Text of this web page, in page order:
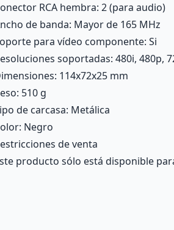
RCA hembra: 2 (para audio)
de banda: Mayor de 165 MHz
para vídeo componente: Si
soportadas: 480i, 480p,
: 114x72x25 mm
: 510 g
de carcasa: Metálica
: Negro
de venta
producto sólo está disponible